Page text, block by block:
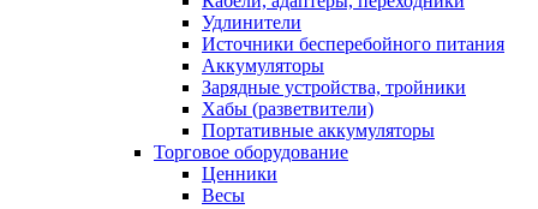
Удлинители
Источники бесперебойного питания
Аккумуляторы
Зарядные устройства, тройники
Хабы (разветвители)
Портативные аккумуляторы
Торговое оборудование
Ценники
Весы